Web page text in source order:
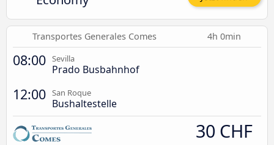
Transportes Generales Comes 4h 0min
08:00 Sevilla
Prado Busbahnhof
12:00 San Roque
Bushaltestelle
30 CHF